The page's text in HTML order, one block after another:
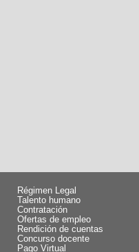
Régimen Legal
Talento humano
Contratación
Ofertas de empleo
Rendición de cuentas
Concurso docente
Pago Virtual